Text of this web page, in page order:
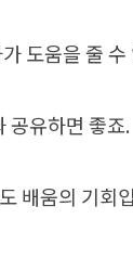
도움을 줄 수
공유하면 좋죠.
배움의 기회